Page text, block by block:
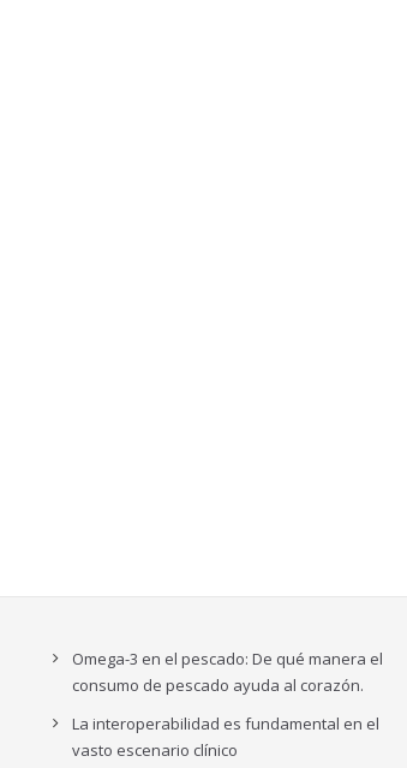
Omega-3 en el pescado: De qué manera el
consumo de pescado ayuda al corazón.
La interoperabilidad es fundamental en el
vasto escenario clínico